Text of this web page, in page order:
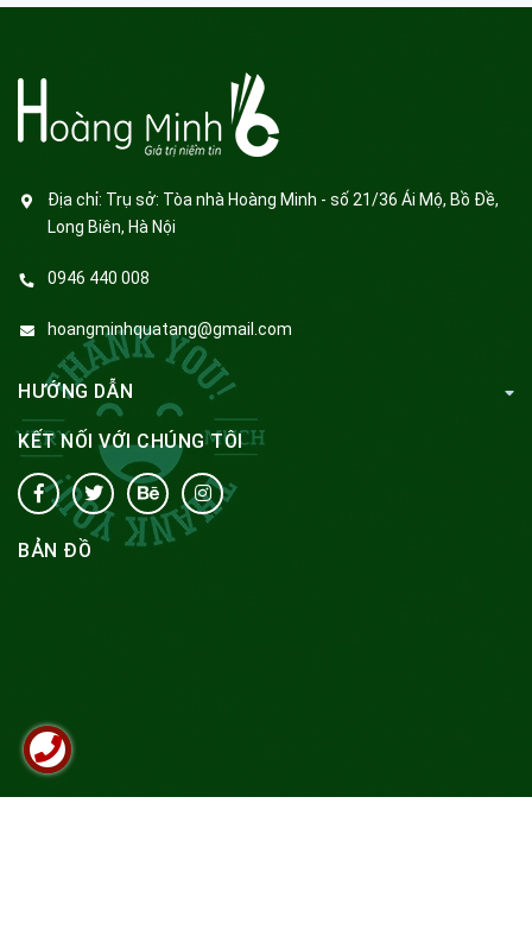
Địa chỉ: Trụ sở: Tòa nhà Hoàng Minh - số 21/36 Ái Mộ, Bồ Đề,
Long Biên, Hà Nội
0946 440 008
hoangminhquatang@gmail.com
HƯỚNG DẪN
KẾT NỐI VỚI CHÚNG TÔI
BẢN ĐỒ